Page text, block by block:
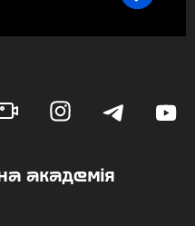
академія